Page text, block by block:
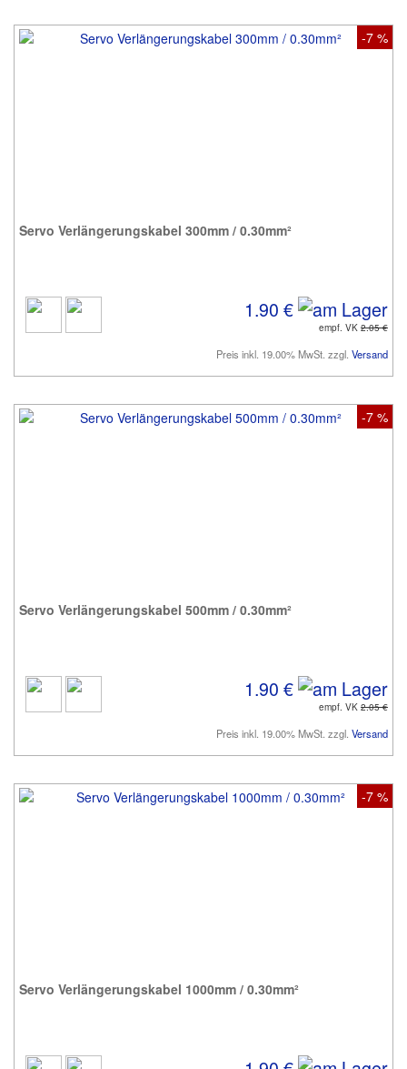
-7 %
Servo Verlängerungskabel 300mm / 0.30mm²
1.90 €
empf. VK 2.05 €
Preis inkl. 19.00% MwSt. zzgl. Versand
-7 %
Servo Verlängerungskabel 500mm / 0.30mm²
1.90 €
empf. VK 2.05 €
Preis inkl. 19.00% MwSt. zzgl. Versand
-7 %
Servo Verlängerungskabel 1000mm / 0.30mm²